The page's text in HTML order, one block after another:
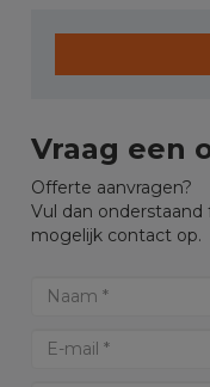
Vraag een
Offerte aanvragen?
Vul dan
mogelijk contact op.